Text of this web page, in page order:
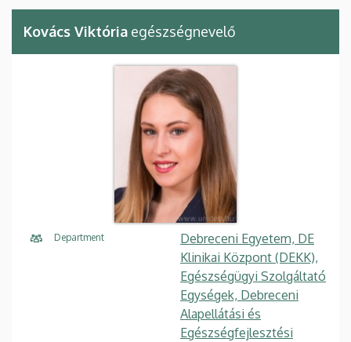
Kovács Viktória egészségnevelő
Department
Debreceni Egyetem, DE
Klinikai Központ (DEKK),
Egészségügyi Szolgáltató
Egységek, Debreceni
Alapellátási és
Egészségfejlesztési